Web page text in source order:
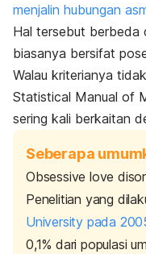
menjalin hubungan
Hal tersebut berbeda
biasanya bersifat
Walau kriterianya
Statistical Manual of
sering kali berkaitan
Seberapa
Obsessive love
Penelitian yang
University pada
0,1% dari populasi